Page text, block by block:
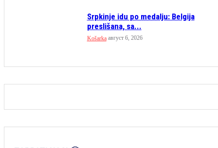
Srpkinje idu po medalju: Belgija
preslišana, sa...
Košarka август 6, 2026